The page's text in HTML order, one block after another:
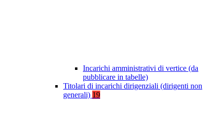
Incarichi amministrativi di vertice (da
pubblicare in tabelle)
Titolari di incarichi dirigenziali (dirigenti non
generali) 19